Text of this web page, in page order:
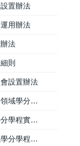
置辦法
用辦法
法
則
設置辦法
AA30200005 程式設計與美學跨領域學分學程實施要點
AA30230005 人工智慧跨領域學分學程實施要點
AA30240004 微電子製程跨領域學分學程實施要點